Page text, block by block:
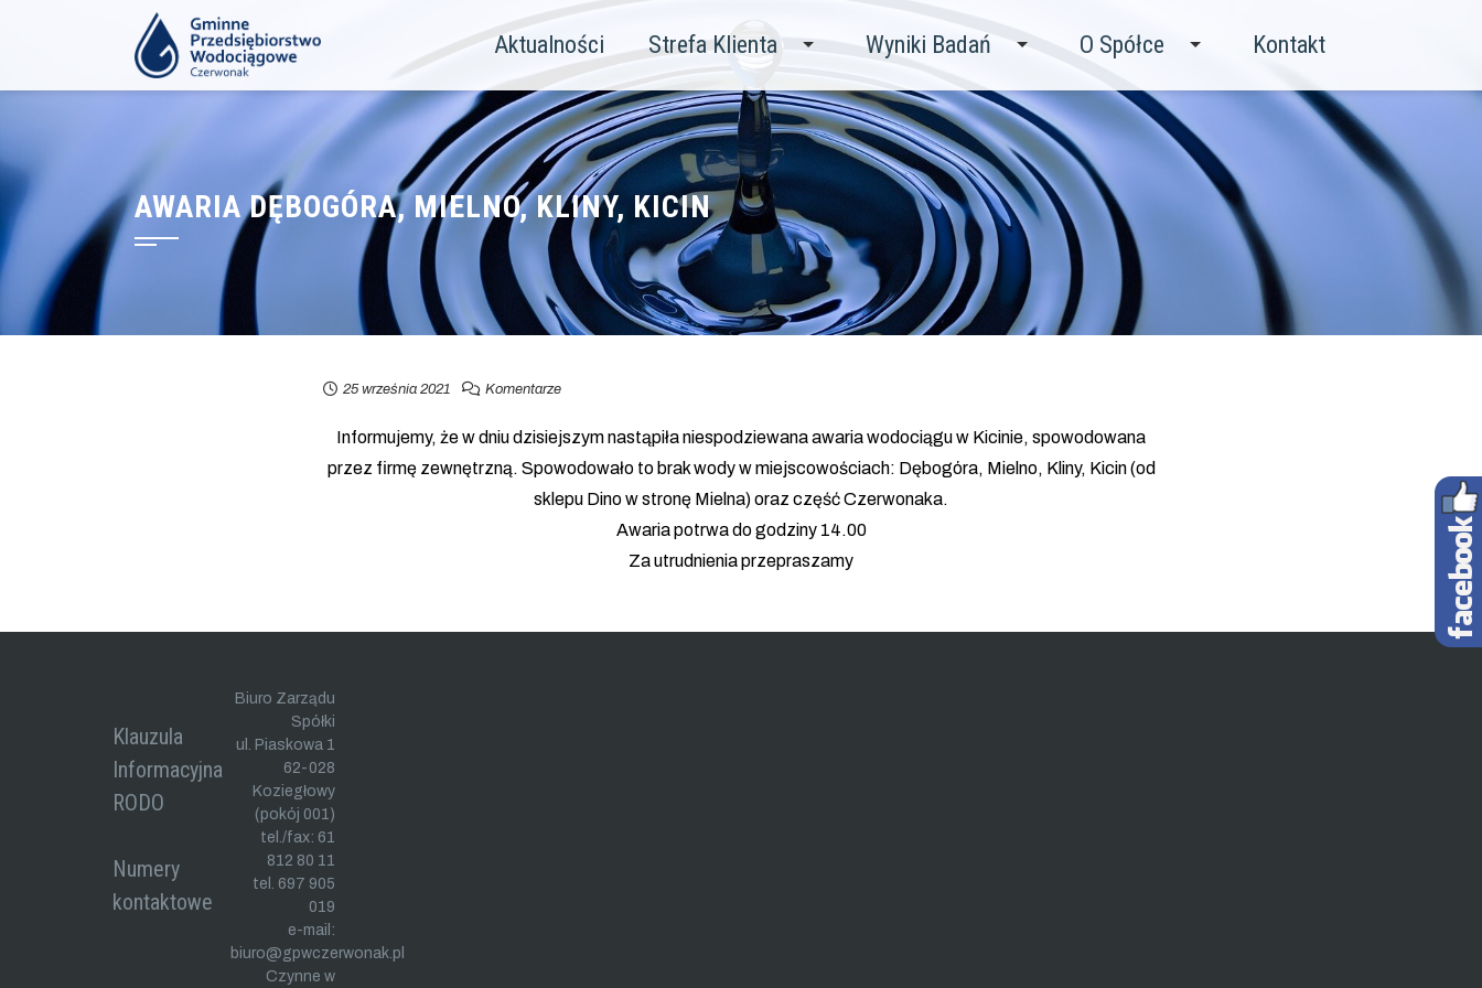
Aktualności Strefa Klienta Wyniki Badań O Spółce Kontakt
AWARIA DĘBOGÓRA, MIELNO, KLINY, KICIN
25 września 2021 Komentarze
Informujemy, że w dniu dzisiejszym nastąpiła niespodziewana awaria wodociągu w Kicinie, spowodowana
przez firmę zewnętrzną. Spowodowało to brak wody w miejscowościach: Dębogóra, Mielno, Kliny, Kicin (od
sklepu Dino w stronę Mielna) oraz część Czerwonaka.
Awaria potrwa do godziny 14.00
Za utrudnienia przepraszamy
Klauzula
Informacyjna
RODO
Numery
kontaktowe
Biuro Zarządu
Spółki
ul. Piaskowa 1
62-028
Koziegłowy
(pokój 001)
tel./fax: 61
812 80 11
tel. 697 905
019
e-mail:
biuro@gpwczerwonak.pl
Czynne w